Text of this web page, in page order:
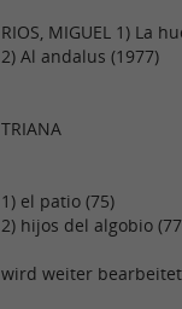
RIOS, MIGUEL 1) La
2) Al andalus (1977)
TRIANA
1) el patio (75)
2) hijos del algobio
wird weiter